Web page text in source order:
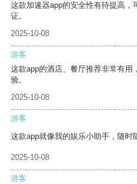
这款加速器app的安全性有待提高
证。
2025-10-08
游客
这款app的酒店、餐厅推荐非常有
验。
2025-10-08
游客
这款app就像我的娱乐小助手，随时
2025-10-08
游客